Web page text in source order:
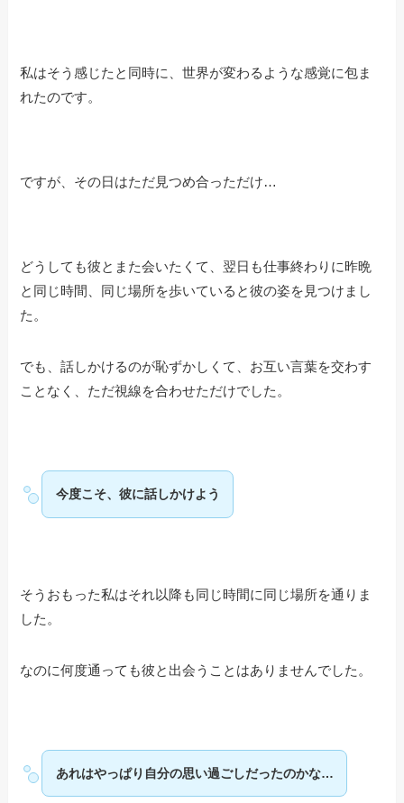
私はそう感じたと同時に、世界が変わるような感覚に包ま
れたのです。
ですが、その日はただ見つめ合っただけ…
どうしても彼とまた会いたくて、翌日も仕事終わりに昨晩
と同じ時間、同じ場所を歩いていると彼の姿を見つけまし
た。
でも、話しかけるのが恥ずかしくて、お互い言葉を交わす
ことなく、ただ視線を合わせただけでした。
今度こそ、彼に話しかけよう
そうおもった私はそれ以降も同じ時間に同じ場所を通りま
した。
なのに何度通っても彼と出会うことはありませんでした。
あれはやっぱり自分の思い過ごしだったのかな…